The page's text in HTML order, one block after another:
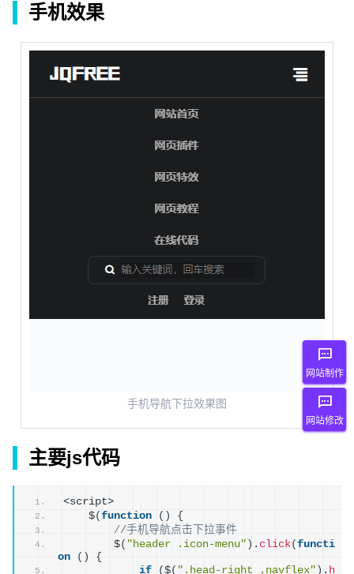
手机效果
手机导航下拉效果图
主要js代码
<script>
    $
( function ( )
{
//手机导航点击下拉事件
        $
( "header .icon-menu" ) . click( functi
on
( )
{
if
( $( ".head-right .navflex" ) . h
网站制作
网站修改